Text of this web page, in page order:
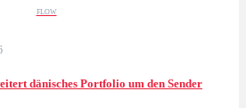
FLOW
dänisches Portfolio um den Sender